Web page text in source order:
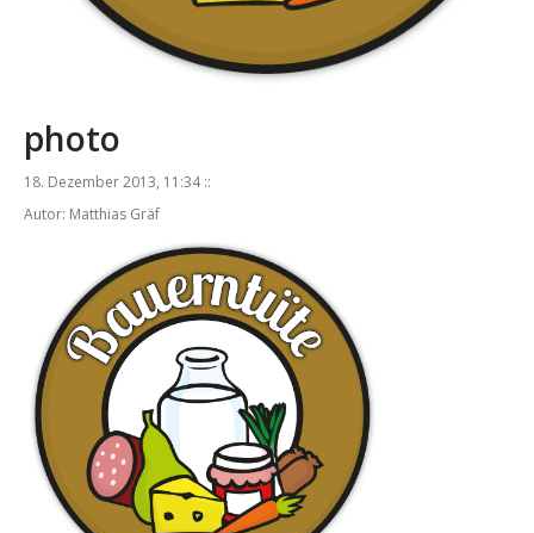
photo
18. Dezember 2013, 11:34 ::
Autor: Matthias Gräf